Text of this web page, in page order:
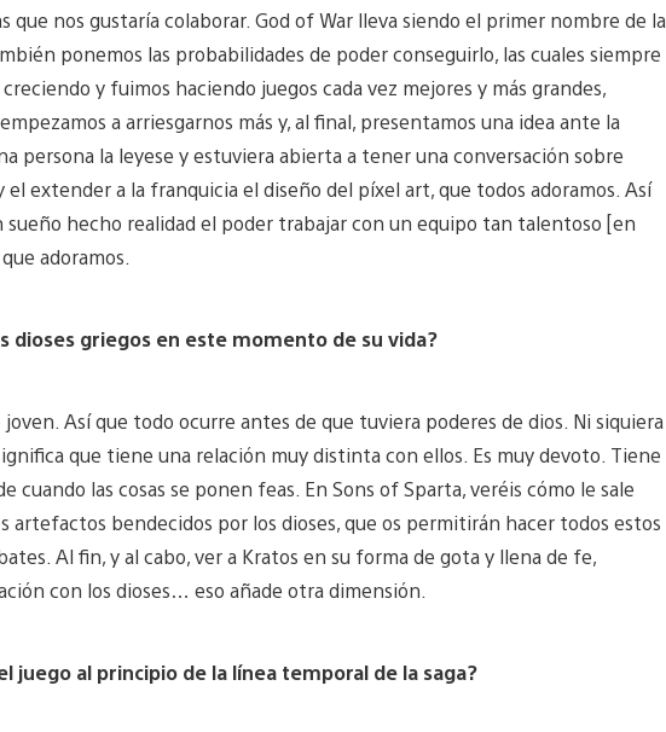
que nos gustaría colaborar. God of War lleva siendo el primer nombre de la
ponemos las probabilidades de poder conseguirlo, las cuales siempre
y fuimos haciendo juegos cada vez mejores y más grandes,
a arriesgarnos más y, al final, presentamos una idea ante la
persona la leyese y estuviera abierta a tener una conversación sobre
extender a la franquicia el diseño del píxel art, que todos adoramos. Así
sueño hecho realidad el poder trabajar con un equipo tan talentoso [en
adoramos.
dioses griegos en este momento de su vida?
Así que todo ocurre antes de que tuviera poderes de dios. Ni siquiera
que tiene una relación muy distinta con ellos. Es muy devoto. Tiene
cuando las cosas se ponen feas. En Sons of Sparta, veréis cómo le sale
artefactos bendecidos por los dioses, que os permitirán hacer todos estos
Al fin, y al cabo, ver a Kratos en su forma de gota y llena de fe,
con los dioses… eso añade otra dimensión.
juego al principio de la línea temporal de la saga?